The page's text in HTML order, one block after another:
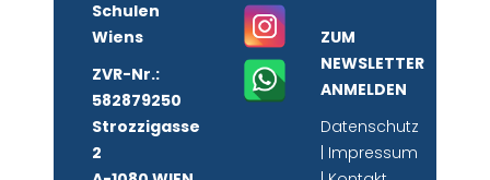
Schulen
Wiens
ZVR-Nr.:
582879250
Strozzigasse
2
ZUM
NEWSLETTER
ANMELDEN
Datenschutz
Impressum